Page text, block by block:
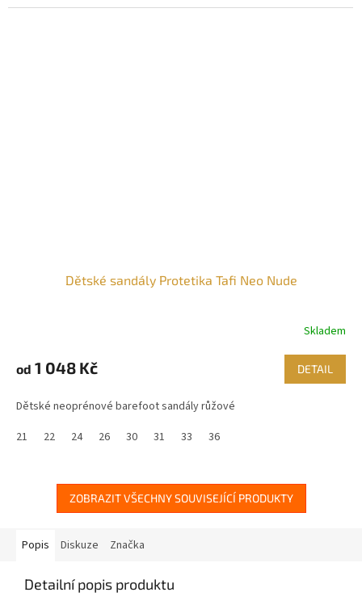
Dětské sandály Protetika Tafi Neo Nude
Skladem
od 1 048 Kč DETAIL
Dětské neoprénové barefoot sandály růžové
21
22 24 26 30 31 33 36
ZOBRAZIT VŠECHNY SOUVISEJÍCÍ PRODUKTY
Popis Diskuze Značka
Detailní popis produktu